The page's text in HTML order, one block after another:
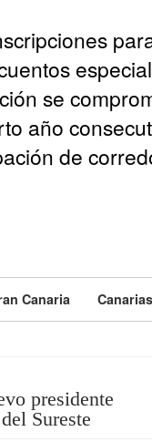
se
año
de
Canaria Canarias
presidente
Sureste